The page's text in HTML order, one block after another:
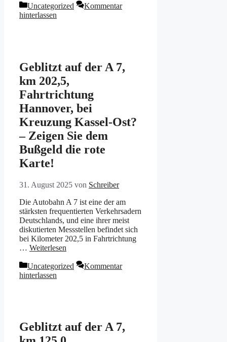
Kategorien
Uncategorized
Kommentar
hinterlassen
Geblitzt auf der A 7,
km 202,5,
Fahrtrichtung
Hannover, bei
Kreuzung Kassel-Ost?
– Zeigen Sie dem
Bußgeld die rote
Karte!
31. August 2025 von Schreiber
Die Autobahn A 7 ist eine der am
stärksten frequentierten Verkehrsadern
Deutschlands, und eine ihrer meist
diskutierten Messstellen befindet sich
bei Kilometer 202,5 in Fahrtrichtung
… Weiterlesen
Kategorien
Uncategorized
Kommentar
hinterlassen
Geblitzt auf der A 7,